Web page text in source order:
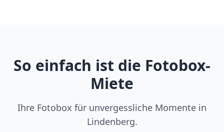
So einfach ist die Fotobox-
Miete
Ihre Fotobox für unvergessliche Momente in
Lindenberg.